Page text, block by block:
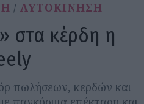
ΑΥΤΟΚΙΝΗΣΗ
στα κέρδη η
πωλήσεων, κερδών και